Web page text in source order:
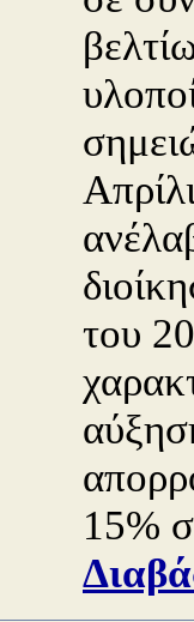
του
15%